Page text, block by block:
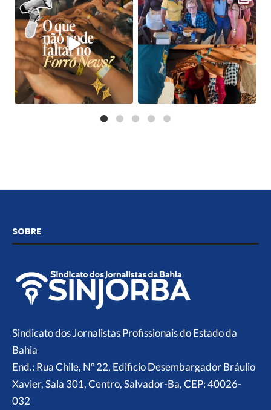
SOBRE
Sindicato dos Jornalistas Profissionais do Estado da
Bahia
End.: Rua Chile, Nº 22, Edificio Desembargador Bráulio
Xavier, Sala 301, Centro, Salvador-Ba, CEP: 40026-
032